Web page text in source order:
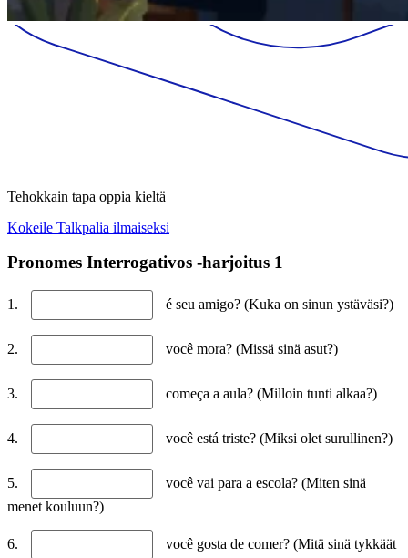
Tehokkain tapa oppia kieltä
Kokeile Talkpalia ilmaiseksi
Pronomes Interrogativos -harjoitus 1
1. é seu amigo? (Kuka on sinun ystäväsi?)
2. você mora? (Missä sinä asut?)
3. começa a aula? (Milloin tunti alkaa?)
4. você está triste? (Miksi olet surullinen?)
5.
você vai para a escola? (Miten sinä
menet kouluun?)
6.
você gosta de comer? (Mitä sinä tykkäät